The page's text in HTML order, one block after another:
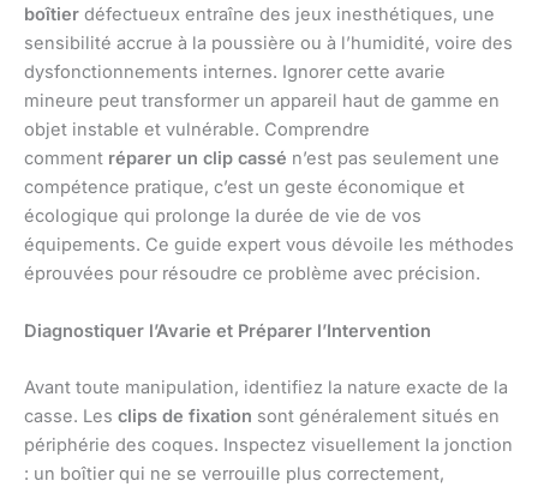
boîtier défectueux entraîne des jeux inesthétiques, une
sensibilité accrue à la poussière ou à l’humidité, voire des
dysfonctionnements internes. Ignorer cette avarie
mineure peut transformer un appareil haut de gamme en
objet instable et vulnérable. Comprendre
comment réparer un clip cassé n’est pas seulement une
compétence pratique, c’est un geste économique et
écologique qui prolonge la durée de vie de vos
équipements. Ce guide expert vous dévoile les méthodes
éprouvées pour résoudre ce problème avec précision.
Diagnostiquer l’Avarie et Préparer l’Intervention
Avant toute manipulation, identifiez la nature exacte de la
casse. Les clips de fixation sont généralement situés en
périphérie des coques. Inspectez visuellement la jonction
: un boîtier qui ne se verrouille plus correctement,